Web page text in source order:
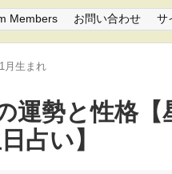
Members お問い合わせ サ
月生まれ
運勢と性格【
占い】